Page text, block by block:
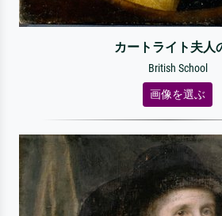
カートライト夫人
British School
画像を選ぶ